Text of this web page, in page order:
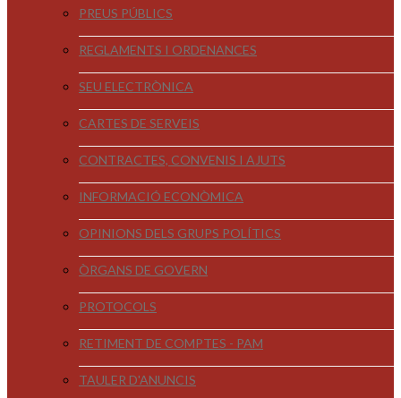
PREUS PÚBLICS
REGLAMENTS I ORDENANCES
SEU ELECTRÒNICA
CARTES DE SERVEIS
CONTRACTES, CONVENIS I AJUTS
INFORMACIÓ ECONÒMICA
OPINIONS DELS GRUPS POLÍTICS
ÒRGANS DE GOVERN
PROTOCOLS
RETIMENT DE COMPTES - PAM
TAULER D'ANUNCIS